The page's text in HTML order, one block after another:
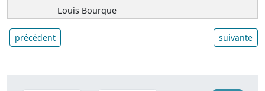
Louis Bourque
précédent suivante